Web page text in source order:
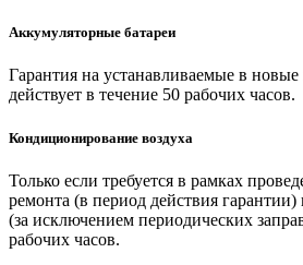
Аккумуляторные батареи
Гарантия на устанавливаемые в
действует в течение 50 рабочих часов.
Кондиционирование воздуха
Только если требуется в рамках
ремонта (в период действия
(за исключением периодических
рабочих часов.